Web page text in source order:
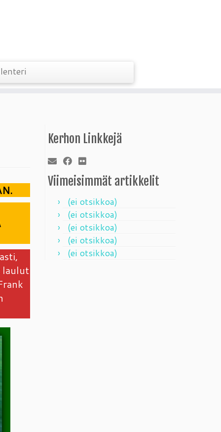
laulut
Kerhon Linkkejä
Viimeisimmät artikkelit
(ei otsikkoa)
(ei otsikkoa)
(ei otsikkoa)
(ei otsikkoa)
(ei otsikkoa)